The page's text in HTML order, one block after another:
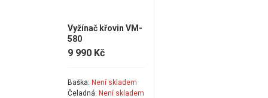
Vyžínač křovin VM-
580
9 990 Kč
Baška: Není skladem
Čeladná: Není skladem